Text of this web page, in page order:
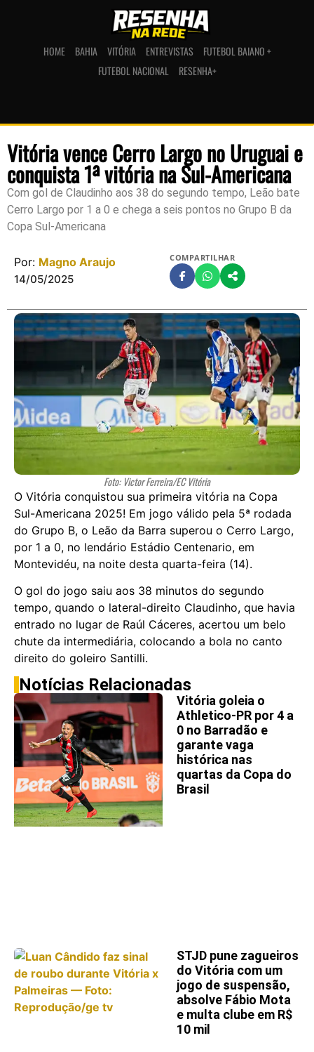
HOME BAHIA VITÓRIA ENTREVISTAS
FUTEBOL BAIANO +
FUTEBOL NACIONAL
RESENHA+
Vitória vence Cerro Largo no Uruguai e
conquista 1ª vitória na Sul-Americana
Com gol de Claudinho aos 38 do segundo tempo, Leão bate
Cerro Largo por 1 a 0 e chega a seis pontos no Grupo B da
Copa Sul-Americana
Por: Magno Araujo
14/05/2025
COMPARTILHAR
Foto: Victor Ferreira/EC Vitória
O Vitória conquistou sua primeira vitória na Copa
Sul-Americana 2025! Em jogo válido pela 5ª rodada
do Grupo B, o Leão da Barra superou o Cerro Largo,
por 1 a 0, no lendário Estádio Centenario, em
Montevidéu, na noite desta quarta-feira (14).
O gol do jogo saiu aos 38 minutos do segundo
tempo, quando o lateral-direito Claudinho, que havia
entrado no lugar de Raúl Cáceres, acertou um belo
chute da intermediária, colocando a bola no canto
direito do goleiro Santilli.
Notícias Relacionadas
Vitória goleia o
Athletico-PR por 4 a
0 no Barradão e
garante vaga
histórica nas
quartas da Copa do
Brasil
STJD pune zagueiros
do Vitória com um
jogo de suspensão,
absolve Fábio Mota
e multa clube em R$
10 mil